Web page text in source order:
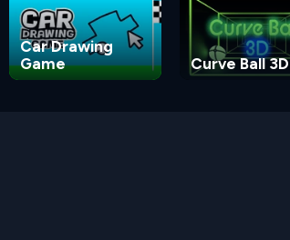
Car Drawing
Game
Curve Ball 3D